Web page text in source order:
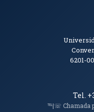
6201-
Tel.
℡|☏ Chamada